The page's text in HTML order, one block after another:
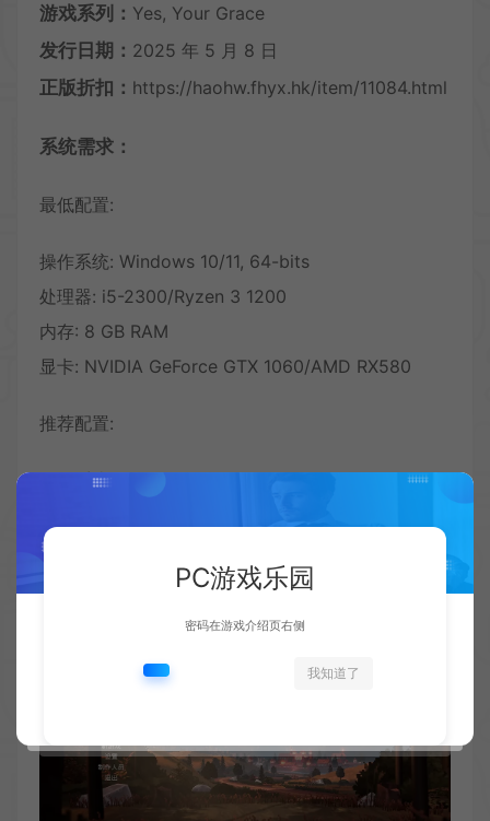
游戏系列： Yes, Your Grace
发行日期： 2025 年 5 月 8 日
正版折扣： https://haohw.fhyx.hk/item/11084.html
系统需求：
最低配置:
操作系统: Windows 10/11, 64-bits
处理器: i5-2300/Ryzen 3 1200
内存: 8 GB RAM
显卡: NVIDIA GeForce GTX 1060/AMD RX580
推荐配置:
操作系统: Windows 10/11, 64-bits
内存: 16 GB RAM
显卡: NVidia GeForce 1080 GTX /AMD RX 5700
PC游戏乐园
密码在游戏介绍页右侧
我知道了